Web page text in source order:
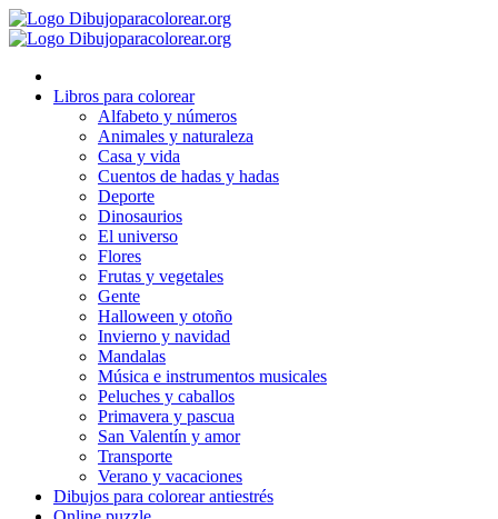
Ir
al
Libros para colorear
Alfabeto y números
Animales y naturaleza
Casa y vida
Cuentos de hadas y hadas
Deporte
Dinosaurios
El universo
Flores
Frutas y vegetales
Gente
Halloween y otoño
Invierno y navidad
Mandalas
Música e instrumentos musicales
Peluches y caballos
Primavera y pascua
San Valentín y amor
Transporte
Verano y vacaciones
Dibujos para colorear antiestrés